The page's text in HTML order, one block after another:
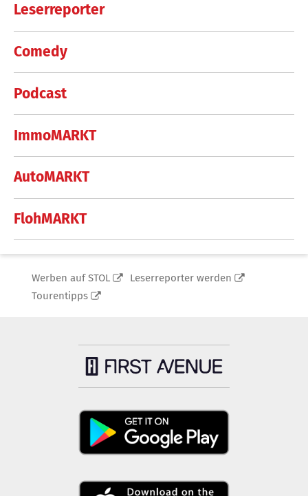
Leserreporter
Comedy
Podcast
ImmoMARKT
AutoMARKT
FlohMARKT
Werben auf STOL
Leserreporter werden
Tourentipps